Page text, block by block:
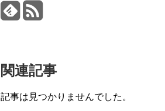
関連記事
記事は見つかりませんでした。